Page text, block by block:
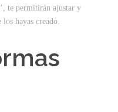
te permitirán ajustar y
hayas creado.